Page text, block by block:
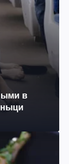
в